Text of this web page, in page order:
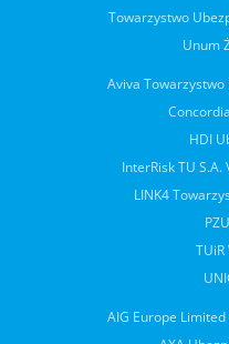
Towarzystwo
Unum
Aviva Towarzystwo
HDI
InterRisk TU
LINK4
TUiR
AIG Europe Limited